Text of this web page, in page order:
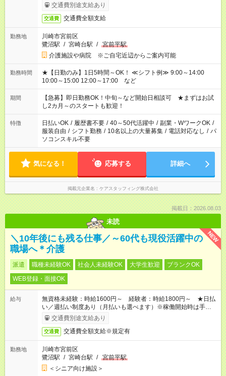
交通費別途支給あり
交通費 交通費全額支給
勤務地
川崎市宮前区
鷺沼駅 / 宮崎台駅 / 宮前平駅
介護施設や病院 ※ご自宅近辺からご案内可能
勤務時間
★【日勤のみ】1日5時間～OK！ ≪シフト例≫ 9:00～14:00
10:00～15:00 12:00～17:00 など
期間
【急募】即日勤務OK！中旬～など開始日相談可 ★まずはお試
し2カ月～のスタートも歓迎！
特徴 日払いOK / 履歴書不要 / 40～50代活躍中 / 副業・WワークOK /
服装自由 / シフト勤務 / 10名以上の大量募集 / 電話対応なし / パ
ソコンスキル不要
気になる！ 応募する 詳細へ
掲載元企業名 ケアスタッフィング株式会社
掲載日：2026.08.03
未読
NEW
＼10年後にも残る仕事／～60代も現役活躍中の
職場へ＊介護
派遣 職種未経験OK 社会人未経験OK 大学生歓迎
ブランクOK
WEB登録・面接OK
給与
無資格未経験：時給1600円～ 経験者：時給1800円～ ★日払
い／週払い制度あり（月払いも選べます）※稼働開始時は手続き
完了次第のお支払いとなります。
交通費別途支給あり
交通費 交通費全額支給※規定有
勤務地
川崎市宮前区
鷺沼駅 / 宮崎台駅 / 宮前平駅
＜シニア向け施設＞